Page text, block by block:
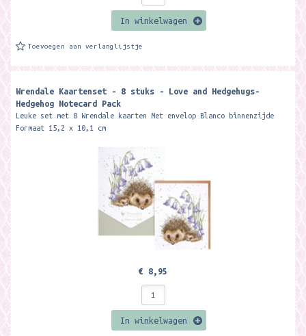
In winkelwagen
Toevoegen aan verlanglijstje
Wrendale Kaartenset - 8 stuks - Love and Hedgehugs-
Hedgehog Notecard Pack
Leuke set met 8 Wrendale kaarten Met envelop Blanco binnenzijde
Formaat 15,2 x 10,1 cm
€ 8,95
In winkelwagen